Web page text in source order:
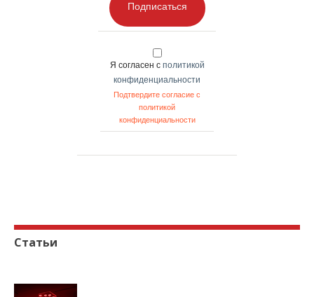
Подписаться
Я согласен с политикой
конфиденциальности
Подтвердите согласие с
политикой
конфиденциальности
Статьи